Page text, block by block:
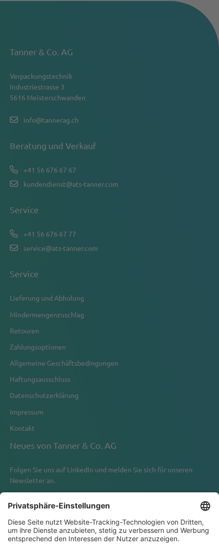
Tanner & Co. AG
Verpackungstechnik
Industriestrasse 3
5616 Meisterschwanden
info@tannerag.ch
Beratung und Verkauf
+41 56 676 67 67
kundendienst@ats-tanner.com
Service
+41 56 676 67 77
service@ats-tanner.com
Service
Lieferung und Abholung
Mindermengenzuschlag
Retouren
Zahlungsoptionen
Allgemeine Geschäftsbedingungen
Haftungsausschluss
Datenschutzerklärung
Impressum
Kontakt
Neues von Tanner & Co. AG
Folgen Sie uns aufLinkedIn und melden Sie sich für unseren
Newsletter an.
Newsletter